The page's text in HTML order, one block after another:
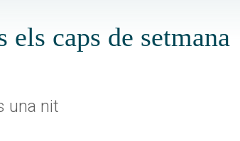
caps de setmana
una nit